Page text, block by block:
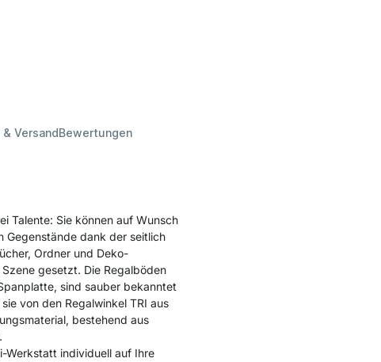
VersandBewertungen
Talente: Sie können auf Wunsch
Gegenstände dank der seitlich
Ordner und Deko-
gesetzt. Die Regalböden
sind sauber bekanntet
von den Regalwinkel TRI aus
bestehend aus
Werkstatt individuell auf Ihre